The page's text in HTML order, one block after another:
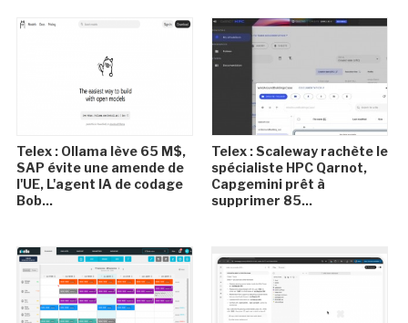
Telex : Ollama lève 65 M$,
SAP évite une amende de
l'UE, L'agent IA de codage
Bob...
Telex : Scaleway rachète le
spécialiste HPC Qarnot,
Capgemini prêt à
supprimer 85...